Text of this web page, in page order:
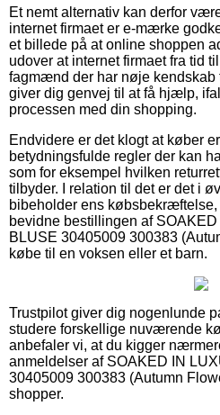
Et nemt alternativ kan derfor
internet firmaet er e-mærke
et billede på at online shoppen
udover at internet firmaet fra tid
fagmænd der har nøje
giver dig genvej til at få hjælp,
processen med din shopping.
Endvidere er det klogt at køber
betydningsfulde regler der kan
som for eksempel hvilken
tilbyder. I relation til det er det i
bibeholder ens købsbekræftelse,
bevidne bestillingen af
BLUSE 30405009 300383
købe til en voksen eller et barn.
Trustpilot giver dig nogenlunde
studere forskellige nuværende
anbefaler vi, at du kigger
anmeldelser af SOAKED IN
30405009 300383 (Autumn
shopper.